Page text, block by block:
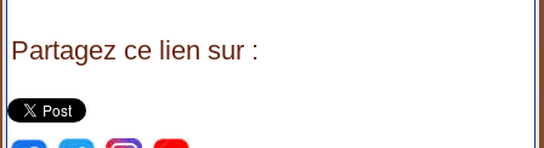
Partagez ce lien sur :